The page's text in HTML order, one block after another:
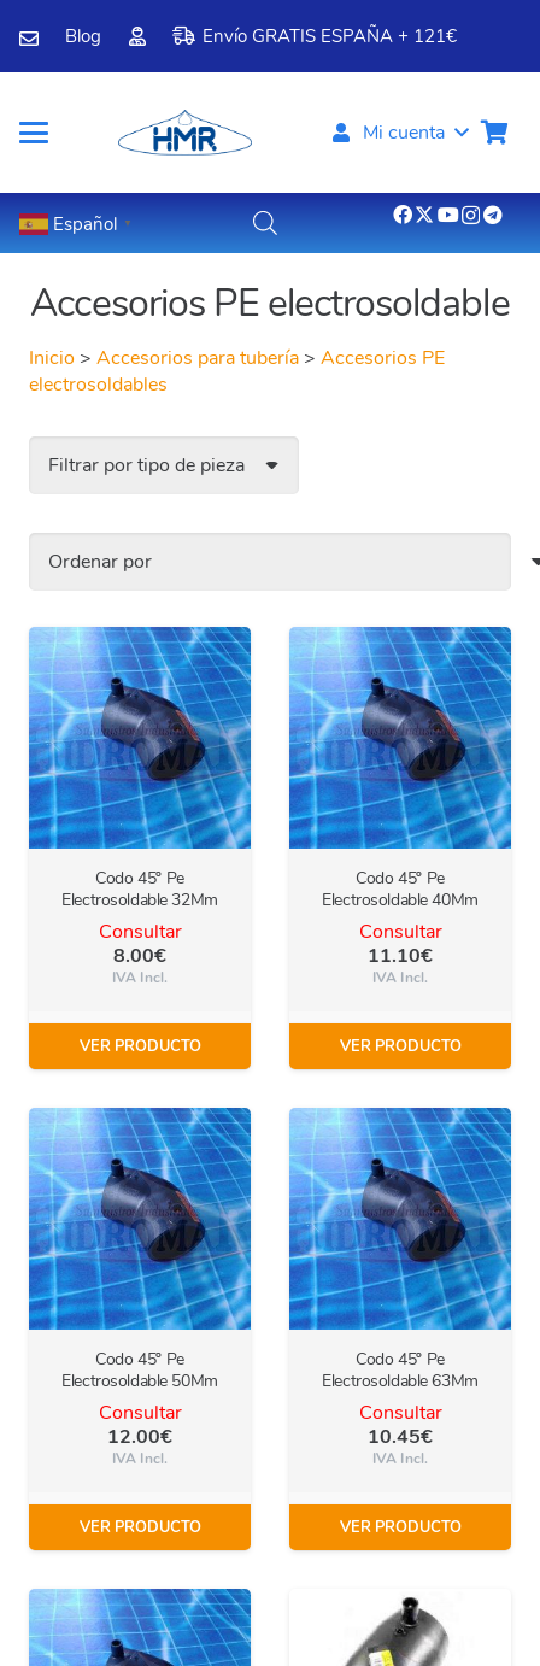
Blog Envío GRATIS ESPAÑA + 121€
Mi cuenta
Español ▼
Accesorios PE electrosoldable
Inicio > Accesorios para tubería > Accesorios PE
electrosoldables
Filtrar por tipo de pieza
Codo 45º Pe
Electrosoldable 32Mm
Consultar
8.00€
IVA Incl.
VER PRODUCTO
Codo 45º Pe
Electrosoldable 40Mm
Consultar
11.10€
IVA Incl.
VER PRODUCTO
Codo 45º Pe
Electrosoldable 50Mm
Consultar
12.00€
IVA Incl.
VER PRODUCTO
Codo 45º Pe
Electrosoldable 63Mm
Consultar
10.45€
IVA Incl.
VER PRODUCTO